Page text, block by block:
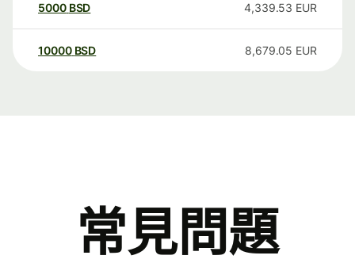
5000 BSD 4,339.53 EUR
10000 BSD 8,679.05 EUR
常見問題